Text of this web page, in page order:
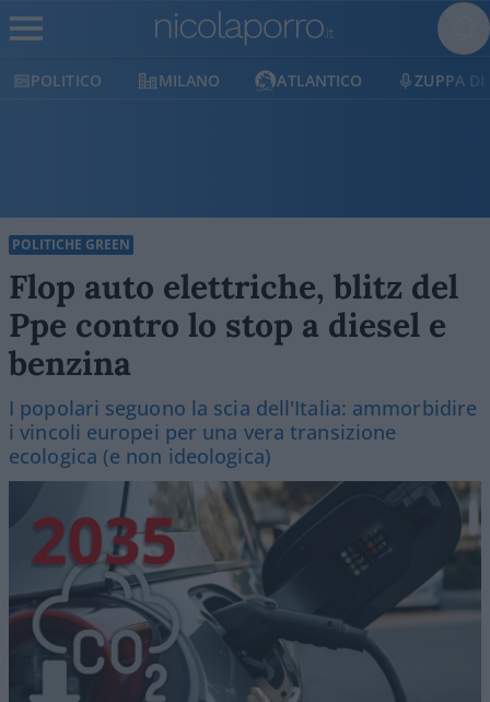
MILANO ATLANTICO ZUPPA DI PORRO
POLITICHE GREEN
Flop auto elettriche, blitz del
Ppe contro lo stop a diesel e
benzina
I popolari seguono la scia dell'Italia: ammorbidire
i vincoli europei per una vera transizione
ecologica (e non ideologica)